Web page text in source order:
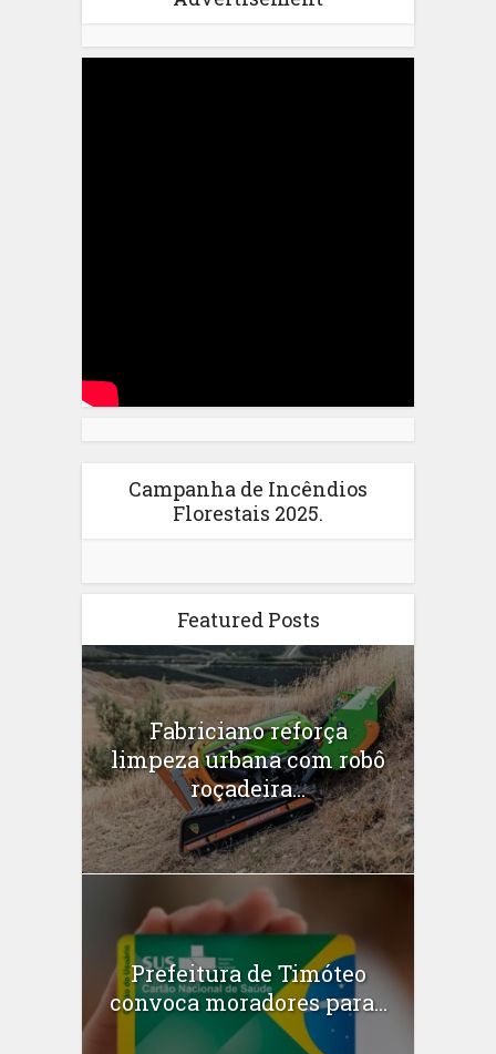
Campanha de Incêndios
Florestais 2025.
Featured Posts
Fabriciano reforça
limpeza urbana com robô
roçadeira...
Prefeitura de Timóteo
convoca moradores para...